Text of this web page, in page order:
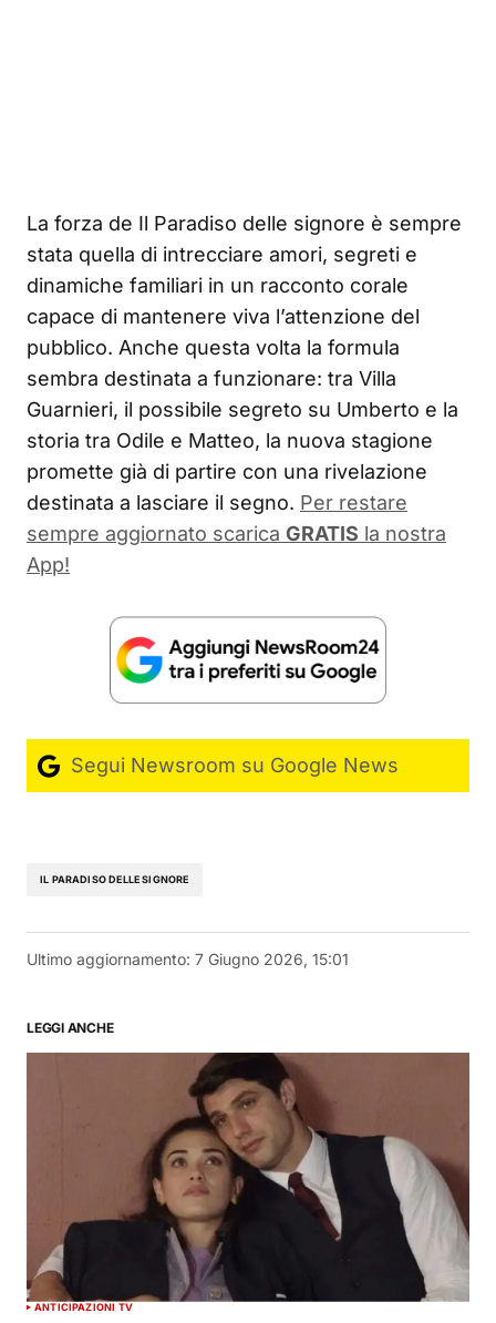
La forza de Il Paradiso delle signore è sempre
stata quella di intrecciare amori, segreti e
dinamiche familiari in un racconto corale
capace di mantenere viva l’attenzione del
pubblico. Anche questa volta la formula
sembra destinata a funzionare: tra Villa
Guarnieri, il possibile segreto su Umberto e la
storia tra Odile e Matteo, la nuova stagione
promette già di partire con una rivelazione
destinata a lasciare il segno. Per restare
sempre aggiornato scarica GRATIS la nostra
App!
Segui Newsroom su Google News
IL PARADISO DELLE SIGNORE
Ultimo aggiornamento: 7 Giugno 2026, 15:01
LEGGI ANCHE
ANTICIPAZIONI TV